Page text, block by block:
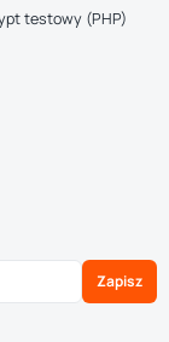
testowy (PHP)
Zapisz